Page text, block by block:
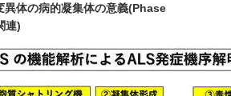
体の病的凝集体の意義(Phase
連)